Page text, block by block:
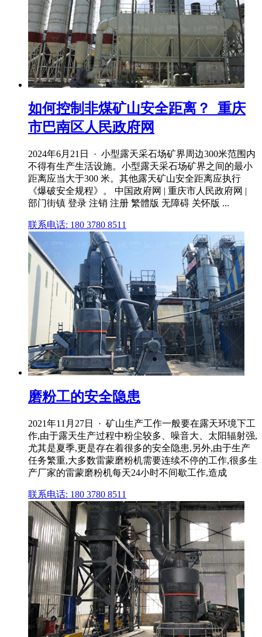
如何控制非煤矿山安全距离？_重庆
市巴南区人民政府网
2024年6月21日 · 小型露天采石场矿界周边300米范围内
不得有生产生活设施。小型露天采石场矿界之间的最小
距离应当大于300 米。其他露天矿山安全距离应执行
《爆破安全规程》。 中国政府网 | 重庆市人民政府网 |
部门街镇 登录 注销 注册 繁體版 无障碍 关怀版 ...
联系电话: 180 3780 8511
磨粉工的安全隐患
2021年11月27日 · 矿山生产工作一般要在露天环境下工
作,由于露天生产过程中粉尘较多、噪音大、太阳辐射强,
尤其是夏季,更是存在着很多的安全隐患,另外,由于生产
任务繁重,大多数雷蒙磨粉机需要连续不停的工作,很多生
产厂家的雷蒙磨粉机每天24小时不间歇工作,造成
联系电话: 180 3780 8511